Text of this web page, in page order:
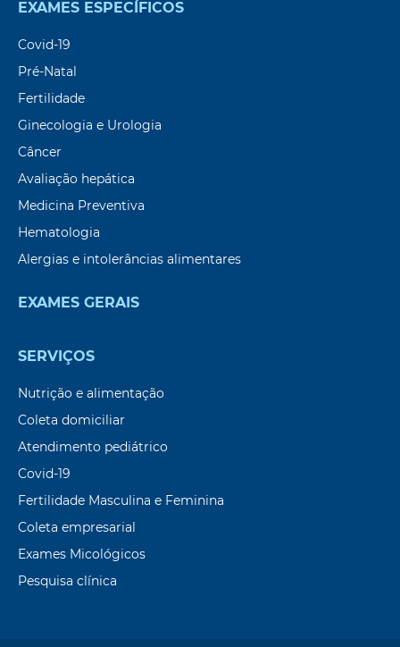
EXAMES ESPECÍFICOS
Covid-19
Pré-Natal
Fertilidade
Ginecologia e Urologia
Câncer
Avaliação hepática
Medicina Preventiva
Hematologia
Alergias e intolerâncias alimentares
EXAMES GERAIS
SERVIÇOS
Nutrição e alimentação
Coleta domiciliar
Atendimento pediátrico
Covid-19
Fertilidade Masculina e Feminina
Coleta empresarial
Exames Micológicos
Pesquisa clínica